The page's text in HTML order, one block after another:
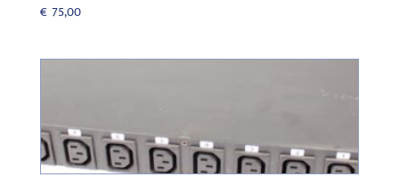
€ 75,00